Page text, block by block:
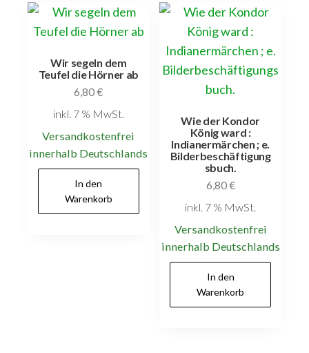
Wir segeln dem
Teufel die Hörner ab
6,80€
inkl. 7 % MwSt.
Versandkostenfrei
innerhalb Deutschlands
In den
Warenkorb
Wie der Kondor
König ward :
Indianermärchen ; e.
Bilderbeschäftigung
sbuch.
6,80€
inkl. 7 % MwSt.
Versandkostenfrei
innerhalb Deutschlands
In den
Warenkorb